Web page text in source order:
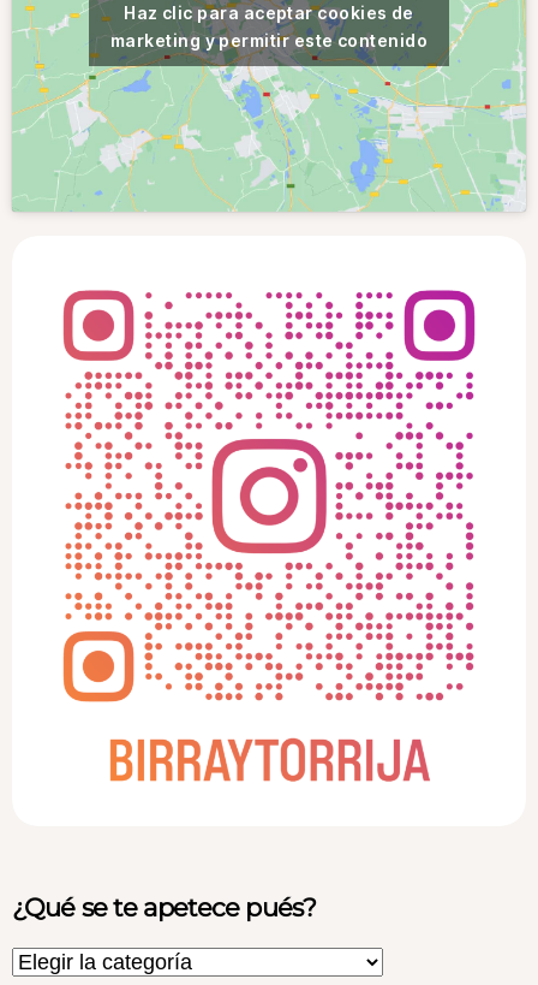
Haz clic para aceptar cookies de
marketing y permitir este contenido
¿Qué se te apetece pués?